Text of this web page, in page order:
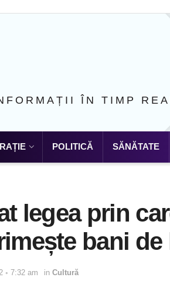
ÎN TIMP
POLITICĂ SĂNĂTATE
legea prin
bani de
◦ 7:32 am in Cultură